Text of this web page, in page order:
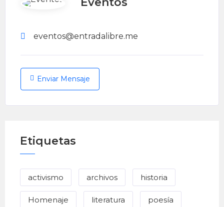
eventos@entradalibre.me
Enviar Mensaje
Etiquetas
activismo archivos historia
Homenaje literatura poesía